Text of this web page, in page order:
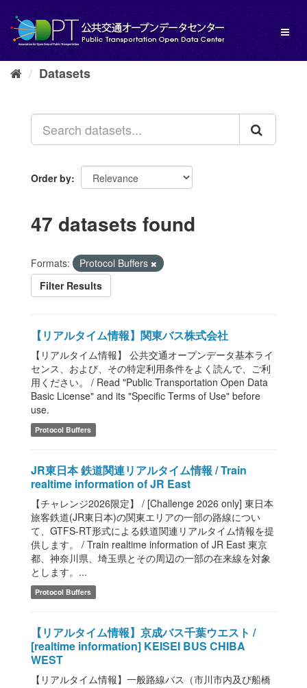
content
Datasets
Order by
47 datasets found
Formats:
Protocol Buffers
Filter Results
【リアルタイム情報】関東バス株式会社
【リアルタイム情報】 公共交通オープンデータ基本ライ
センス、および、その特定利用条件をよく読んで、ご利
用ください。 / Read "Public Transportation Open Data
Basic License" and its "Specific Terms of Use" before
use.
Protocol Buffers
JR東日本 鉄道関連リアルタイム情報 / Train
realtime information of JR East
【チャレンジ2026限定】 / [Challenge 2026 only] 東日本
旅客鉄道(JR東日本)の関東エリアの一部の路線につい
て、GTFS-RT形式による鉄道関連リアルタイム情報を提
供します。 / Train realtime information of JR East 東京
都、神奈川県、埼玉県とその周辺の一部の在来線を対象
とします。...
Protocol Buffers
【リアルタイム情報】京成バス千葉ウエスト /
[realtime information] KEISEI BUS CHIBA
WEST
【リアルタイム情報】一般路線バス（市川市内及び船橋